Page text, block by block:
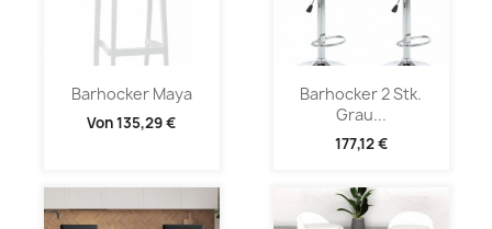
Barhocker Maya
Von135,29 €
Barhocker 2 Stk.
Grau...
177,12 €